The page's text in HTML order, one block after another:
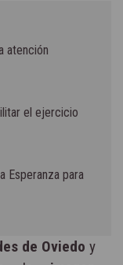
atención
el ejercicio
Esperanza para
de Oviedo y